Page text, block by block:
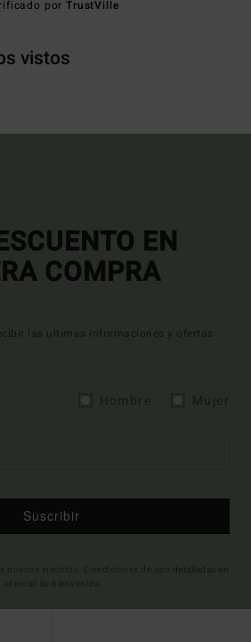
porTrustVille
vistos
EN
COMPRA
las ultimas informaciones y ofertas
Suscribir